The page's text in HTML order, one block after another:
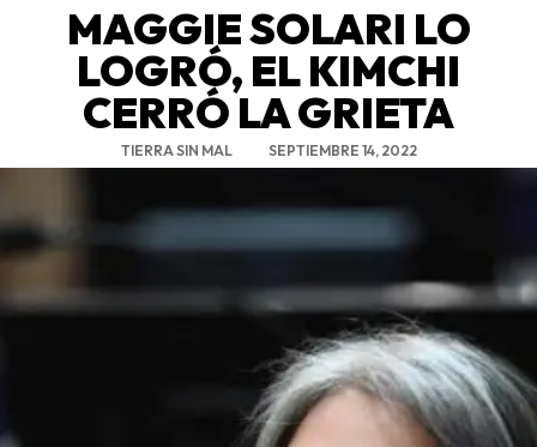
MAGGIE SOLARI LO
LOGRÓ, EL KIMCHI
CERRÓ LA GRIETA
TIERRA SIN MAL SEPTIEMBRE 14, 2022